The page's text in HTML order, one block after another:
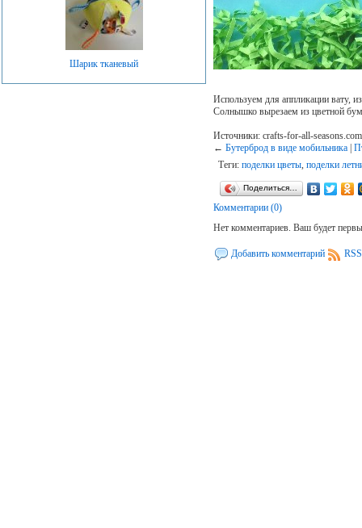
Шарик тканевый
Используем для аппликации вату,
Солнышко вырезаем из цветной
Источники: crafts-for-all-
← Бутерброд в виде мобильника|
Теги: поделки цветы, поделки
Поделиться…
Комментарии (0)
Нет комментариев. Ваш будет
Добавить комментарий